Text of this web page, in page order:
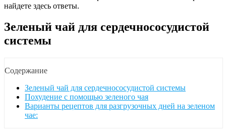
найдете здесь ответы.
Зеленый чай для сердечнососудистой
системы
Содержание
Зеленый чай для сердечнососудистой системы
Похудение с помощью зеленого чая
Варианты рецептов для разгрузочных дней на зеленом
чае: